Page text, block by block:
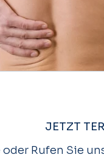
JETZT
Rufen Sie